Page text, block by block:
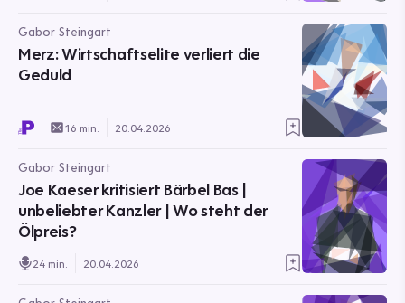
Gabor Steingart
Merz: Wirtschaftselite verliert die
Geduld
16 min. 20.04.2026
Gabor Steingart
Joe Kaeser kritisiert Bärbel Bas |
unbeliebter Kanzler | Wo steht der
Ölpreis?
24 min. 20.04.2026